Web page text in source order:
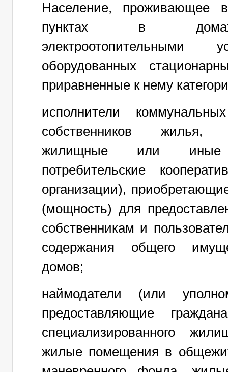
Население, проживающее
пунктах в домах,
оборудованных
приравненные к нему
исполнители
собственников жилья,
жилищные или иные
потребительские
организации),
(мощность) для
собственникам и
содержания общего
домов;
наймодатели (или
предоставляющие
специализированного
жилые помещения в